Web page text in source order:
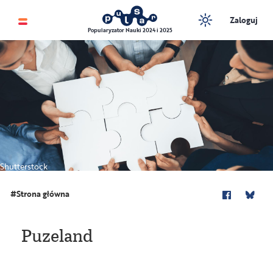
Popularyzator Nauki 2024 i 2025
Zaloguj
Shutterstock
Strona główna
Puzeland